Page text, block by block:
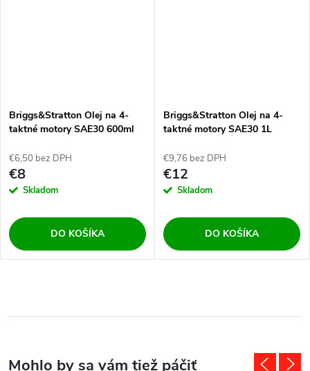
Briggs&Stratton Olej na 4-
taktné motory SAE30 600ml
€6,50 bez DPH
€8
Skladom
DO KOŠÍKA
Briggs&Stratton Olej na 4-
taktné motory SAE30 1L
€9,76 bez DPH
€12
Skladom
DO KOŠÍKA